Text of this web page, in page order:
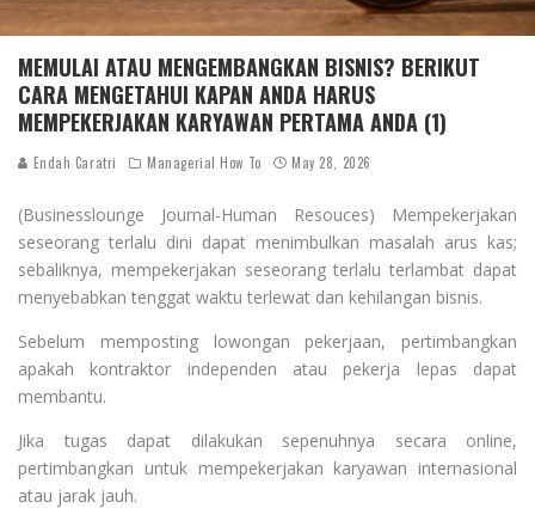
MEMULAI ATAU MENGEMBANGKAN BISNIS? BERIKUT
CARA MENGETAHUI KAPAN ANDA HARUS
MEMPEKERJAKAN KARYAWAN PERTAMA ANDA (1)
Endah Caratri Managerial How To May 28, 2026
(Businesslounge Journal-Human Resouces) Mempekerjakan
seseorang terlalu dini dapat menimbulkan masalah arus kas;
sebaliknya, mempekerjakan seseorang terlalu terlambat dapat
menyebabkan tenggat waktu terlewat dan kehilangan bisnis.
Sebelum memposting lowongan pekerjaan, pertimbangkan
apakah kontraktor independen atau pekerja lepas dapat
membantu.
Jika tugas dapat dilakukan sepenuhnya secara online,
pertimbangkan untuk mempekerjakan karyawan internasional
atau jarak jauh.